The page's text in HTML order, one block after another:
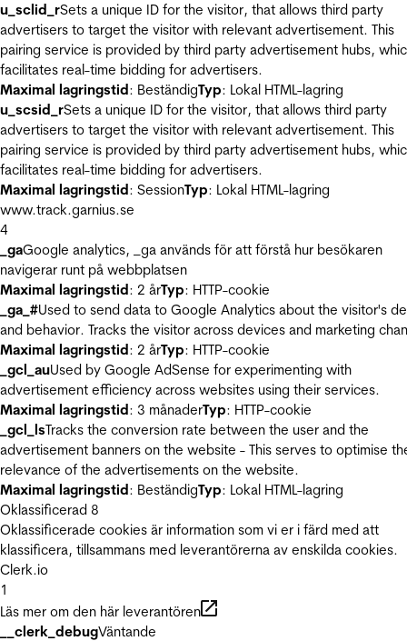
u_sclid_rSets a unique ID for the visitor, that allows third party
advertisers to target the visitor with relevant advertisement. This
pairing service is provided by third party advertisement hubs,
facilitates real-time bidding for advertisers.
Maximal lagringstid: BeständigTyp: Lokal HTML-lagring
u_scsid_rSets a unique ID for the visitor, that allows third party
advertisers to target the visitor with relevant advertisement. This
pairing service is provided by third party advertisement hubs,
facilitates real-time bidding for advertisers.
Maximal lagringstid: SessionTyp: Lokal HTML-lagring
www.track.garnius.se
4
_gaGoogle analytics, _ga används för att förstå hur besökaren
navigerar runt på webbplatsen
Maximal lagringstid: 2 årTyp: HTTP-cookie
_ga_#Used to send data to Google Analytics about the visitor's
and behavior. Tracks the visitor across devices and marketing
Maximal lagringstid: 2 årTyp: HTTP-cookie
_gcl_auUsed by Google AdSense for experimenting with
advertisement efficiency across websites using their services.
Maximal lagringstid: 3 månaderTyp: HTTP-cookie
_gcl_lsTracks the conversion rate between the user and the
advertisement banners on the website - This serves to optimise
relevance of the advertisements on the website.
Maximal lagringstid: BeständigTyp: Lokal HTML-lagring
Oklassificerad 8
Oklassificerade cookies är information som vi er i färd med att
klassificera, tillsammans med leverantörerna av enskilda cookies.
Clerk.io
1
Läs mer om den här leverantören
__clerk_debugVäntande